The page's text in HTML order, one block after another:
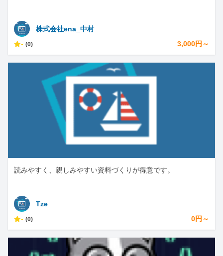
株式会社ena_中村
- (0) 3,000円～
読みやすく、親しみやすい資料づくりが得意です。
Tze
- (0) 0円～